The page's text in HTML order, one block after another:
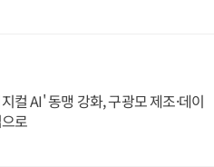
컬 AI' 동맹 강화, 구광모 제조·데이
로